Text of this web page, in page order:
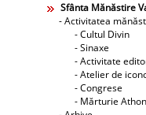
Sfânta Mănăstire
- Activitatea
- Cultul Divin
- Sinaxe
- Activitate
- Atelier de
- Congrese
- Mărturie